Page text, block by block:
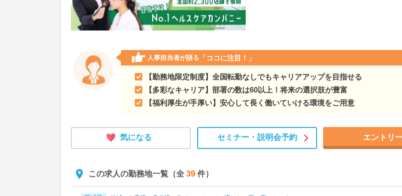
鹿児島県 唯一のカウンセリング型ドラッグストアとして、お客様へ寄り添い…
沖縄県 唯一のカウンセリング型ドラッグストアとして、お客様へ寄り添い…
人事担当者が語る 「ココに注目！」
【勤務地限定制度】全国転勤なしでもキャリアアップを目指せる
【多彩なキャリア】部署の数は60以上！将来の選択肢が豊富
【福利厚生が手厚い】安心して長く働いていける環境をご用意
気になる セミナー・ 説明会予約 エントリ
この求人の勤務地一覧（全 39 件）